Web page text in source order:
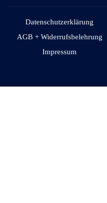
Datenschutzerklärung
AGB + Widerrufsbelehrung
Impressum